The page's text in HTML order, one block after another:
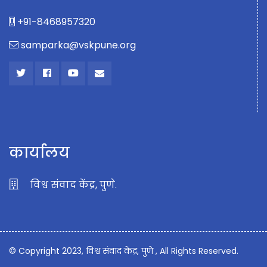
+91-8468957320
samparka@vskpune.org
कार्यालय
विश्व संवाद केंद्र, पुणे.
© Copyright 2023, विश्व संवाद केंद्र, पुणे , All Rights Reserved.